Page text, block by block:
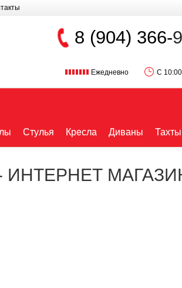
8 (904) 366-
Ежедневно С
Стулья Кресла Диваны Тахты
ИНТЕРНЕТ